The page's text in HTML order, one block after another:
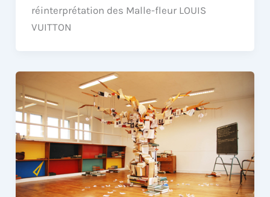
réinterprétation des Malle-fleur LOUIS
VUITTON